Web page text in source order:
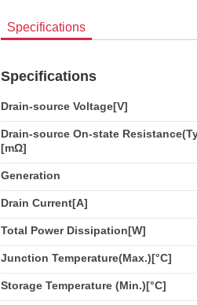
Specifications
Specifications
Drain-source Voltage[V]
Drain-source On-state
[mΩ]
Generation
Drain Current[A]
Total Power Dissipation[W]
Junction Temperature(Max.)[°C]
Storage Temperature (Min.)[°C]